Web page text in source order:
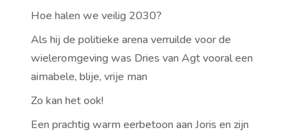
Hoe halen we veilig 2030?
Als hij de politieke arena verruilde voor de
wieleromgeving was Dries van Agt vooral een
aimabele, blije, vrije man
Zo kan het ook!
Een prachtig warm eerbetoon aan Joris en zijn